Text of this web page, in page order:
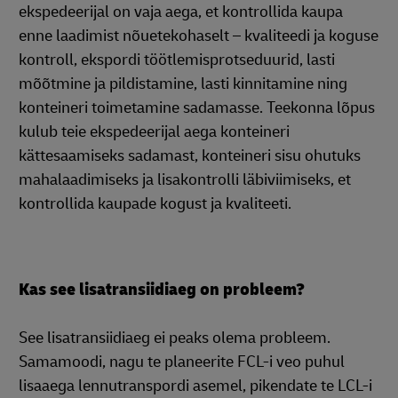
ekspedeerijal on vaja aega, et kontrollida kaupa
enne laadimist nõuetekohaselt – kvaliteedi ja koguse
kontroll, ekspordi töötlemisprotseduurid, lasti
mõõtmine ja pildistamine, lasti kinnitamine ning
konteineri toimetamine sadamasse. Teekonna lõpus
kulub teie ekspedeerijal aega konteineri
kättesaamiseks sadamast, konteineri sisu ohutuks
mahalaadimiseks ja lisakontrolli läbiviimiseks, et
kontrollida kaupade kogust ja kvaliteeti.
Kas see lisatransiidiaeg on probleem?
See lisatransiidiaeg ei peaks olema probleem.
Samamoodi, nagu te planeerite FCL-i veo puhul
lisaaega lennutranspordi asemel, pikendate te LCL-i